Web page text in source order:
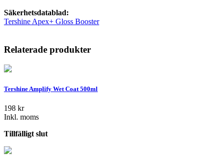
Säkerhetsdatablad:
Tershine Apex+ Gloss Booster
Relaterade produkter
Tershine Amplify Wet Coat 500ml
198 kr
Inkl. moms
Tillfälligt slut